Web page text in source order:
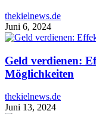
thekielnews.de
Juni 6, 2024
Geld verdienen:
Möglichkeiten
thekielnews.de
Juni 13, 2024